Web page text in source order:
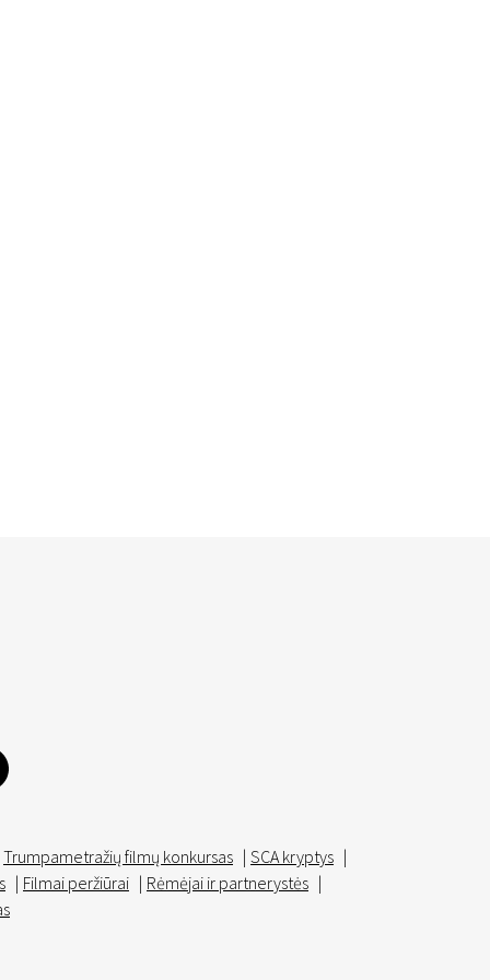
Trumpametražių filmų konkursas | SCA kryptys |
| Filmai peržiūrai | Rėmėjai ir partnerystės |